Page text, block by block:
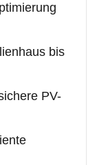
bis
PV-